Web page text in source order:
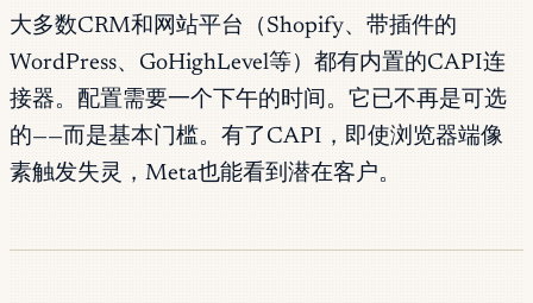
大多数CRM和网站平台（Shopify、带插件的
WordPress、GoHighLevel等）都有内置的CAPI连
接器。配置需要一个下午的时间。它已不再是可选
的——而是基本门槛。有了CAPI，即使浏览器端像
素触发失灵，Meta也能看到潜在客户。